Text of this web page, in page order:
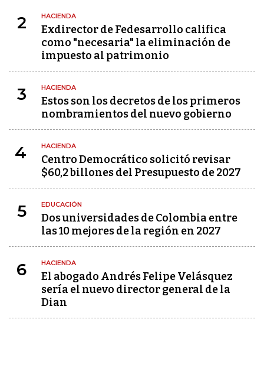
2 HACIENDA
Exdirector de Fedesarrollo califica
como "necesaria" la eliminación de
impuesto al patrimonio
3 HACIENDA
Estos son los decretos de los primeros
nombramientos del nuevo gobierno
4 HACIENDA
Centro Democrático solicitó revisar
$60,2 billones del Presupuesto de 2027
5 EDUCACIÓN
Dos universidades de Colombia entre
las 10 mejores de la región en 2027
6 HACIENDA
El abogado Andrés Felipe Velásquez
sería el nuevo director general de la
Dian